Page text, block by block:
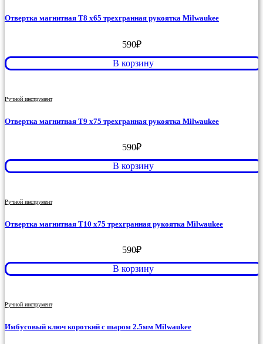
Отвертка магнитная T8 x65 трехгранная рукоятка Milwaukee
590₽
В корзину
Ручной инструмент
Отвертка магнитная T9 x75 трехгранная рукоятка Milwaukee
590₽
В корзину
Ручной инструмент
Отвертка магнитная T10 x75 трехгранная рукоятка Milwaukee
590₽
В корзину
Ручной инструмент
Имбусовый ключ короткий с шаром 2.5мм Milwaukee